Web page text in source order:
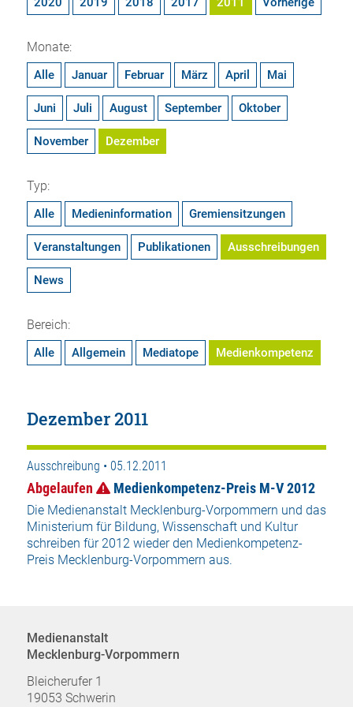
Monate:
Alle Januar Februar März April Mai
Juni Juli August September Oktober
November Dezember
Typ:
Alle Medieninformation Gremiensitzungen
Veranstaltungen Publikationen Ausschreibungen
News
Bereich:
Alle Allgemein Mediatope Medienkompetenz
Dezember 2011
Ausschreibung • 05.12.2011
Abgelaufen Medienkompetenz-Preis M-V 2012
Die Medienanstalt Mecklenburg-Vorpommern und das
Ministerium für Bildung, Wissenschaft und Kultur
schreiben für 2012 wieder den Medienkompetenz-
Preis Mecklenburg-Vorpommern aus.
Medienanstalt
Mecklenburg-Vorpommern
Bleicherufer 1
19053 Schwerin